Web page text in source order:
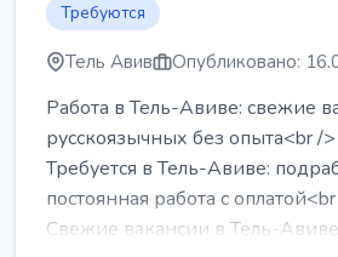
Требуются
Тель Авив Опубликовано:
Работа в Тель-Авиве: свежие
русскоязычных без опыта<br />
Требуется в Тель-Авиве:
постоянная работа с
Свежие вакансии в Тель-